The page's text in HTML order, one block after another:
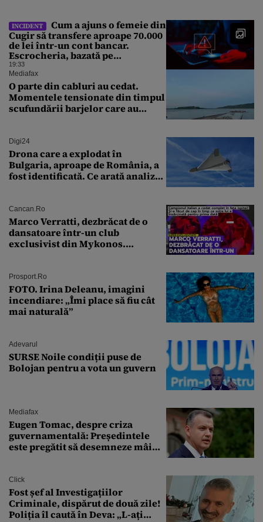
INCIDENT
Cum a ajuns o femeie din
Cugir să transfere aproape 70.000
de lei într-un cont bancar.
Escrocheria, bazată pe
Inteligența Artificială
19:33
Mediafax
O parte din cabluri au cedat.
Momentele tensionate din timpul
scufundării barjelor care au
Digi24
Drona care a explodat în
Bulgaria, aproape de România, a
fost identificată. Ce arată analiza
Cancan.ro
Marco Verratti, dezbrăcat de o
dansatoare într-un club
exclusivist din Mykonos.
Prosport.ro
FOTO. Irina Deleanu, imagini
incendiare: „Îmi place să fiu cât
mai naturală”
Adevarul
SURSE Noile condiții puse de
Bolojan pentru a vota un guvern
Mediafax
Eugen Tomac, despre criza
guvernamentală: Președintele
este pregătit să desemneze mâine
Click
Fost șef al Investigațiilor
Criminale, dispărut de două zile!
Poliția îl caută în Deva: „L-ați